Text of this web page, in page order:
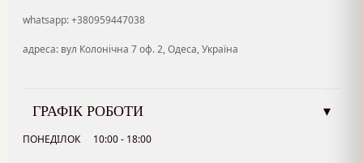
whatsapp: +380959447038
адреса: вул Колонічна 7 оф. 2, Одеса, Україна
ГРАФІК РОБОТИ ▾
ПОНЕДІЛОК 10:00 - 18:00